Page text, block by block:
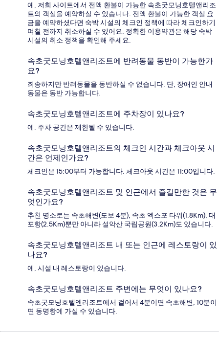
예, 저희 사이트에서 전액 환불이 가능한 속초굿모닝호텔앤리조
트의 객실을 예약하실 수 있습니다. 전액 환불이 가능한 객실 요
금을 예약하셨다면 숙박 시설의 체크인 정책에 따라 체크인하기
며칠 전까지 취소하실 수 있어요. 정확한 이용약관은 해당 숙박
시설의 취소 정책을 확인해 주세요.
속초굿모닝호텔앤리조트에 반려동물 동반이 가능한가
요?
죄송하지만 반려동물을 동반하실 수 없습니다. 단, 장애인 안내
동물은 동반 가능합니다.
속초굿모닝호텔앤리조트에 주차장이 있나요?
예. 주차 공간은 제한될 수 있습니다.
속초굿모닝호텔앤리조트의 체크인 시간과 체크아웃 시
간은 언제인가요?
체크인은 15:00부터 가능합니다. 체크아웃 시간은 11:00입니다.
속초굿모닝호텔앤리조트 및 인근에서 즐길만한 것은 무
엇인가요?
추천 명소로는 속초해변(도보 4분), 속초 엑스포 타워(1.8Km), 대
포항(2.5Km)뿐만 아니라 설악산 국립공원(3.2Km)도 있습니다.
속초굿모닝호텔앤리조트 내 또는 인근에 레스토랑이 있
나요?
예, 시설 내 레스토랑이 있습니다.
속초굿모닝호텔앤리조트 주변에는 무엇이 있나요?
속초굿모닝호텔앤리조트에서 걸어서 4분이면 속초해변, 10분이
면 동명항에 가실 수 있습니다.